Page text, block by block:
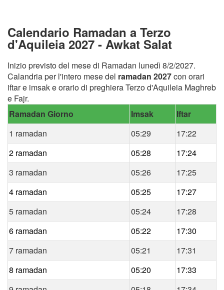
Calendario Ramadan a Terzo
d'Aquileia 2027 - Awkat Salat
Inizio previsto del mese di Ramadan lunedì 8/2/2027.
Calandria per l'intero mese del ramadan 2027con orari
iftar e imsak e orario di preghiera Terzo d'Aquileia Maghreb
e Fajr.
Ramadan Giorno
Imsak
Iftar
1 ramadan
05:29
17:22
2 ramadan
05:28
17:24
3 ramadan
05:26
17:25
4 ramadan
05:25
17:27
5 ramadan
05:24
17:28
6 ramadan
05:22
17:30
7 ramadan
05:21
17:31
8 ramadan
05:20
17:33